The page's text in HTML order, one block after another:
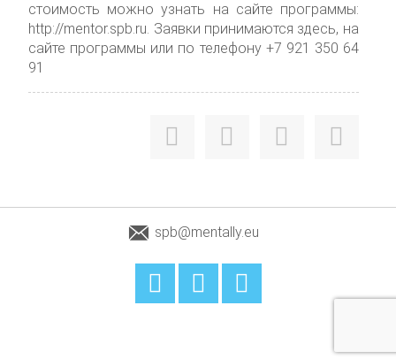
стоимость можно узнать на сайте программы:
http://mentor.spb.ru. Заявки принимаются здесь, на
сайте программы или по телефону +7 921 350 64
91
spb@mentally.eu